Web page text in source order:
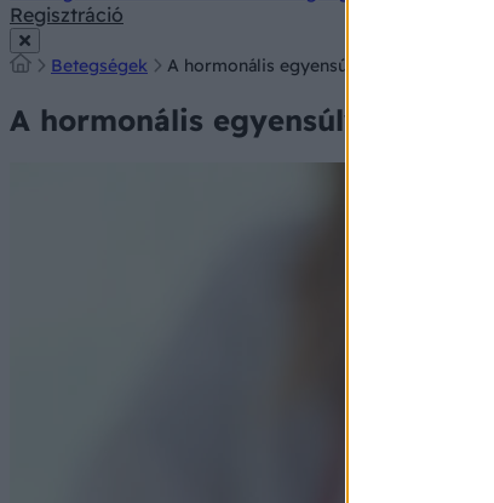
Regisztráció
Betegségek A hormonális egyensúly ára – mit
A hormonális egyensúly ára –